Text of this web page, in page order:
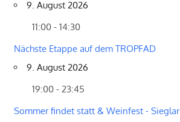
9. August 2026
11:00 - 14:30
Nächste Etappe auf dem TROPFAD
9. August 2026
19:00 - 23:45
Sommer findet statt & Weinfest - Sieglar